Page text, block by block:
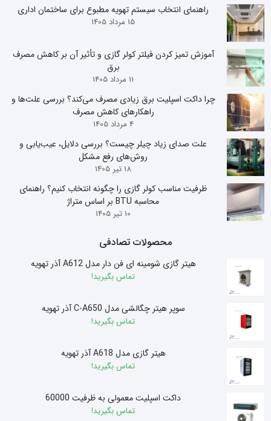
راهنمای انتخاب سیستم تهویه مطبوع برای ساختمان اداری
15 مرداد 1405
آموزش تمیز کردن فیلتر کولر گازی و تأثیر آن بر کاهش مصرف
برق
11 مرداد 1405
چرا داکت اسپلیت برق زیادی مصرف می‌کند؟ بررسی علت‌ها و
راهکارهای کاهش مصرف
4 مرداد 1405
علت صدای زیاد چیلر چیست؟ بررسی دلایل، عیب‌یابی و
روش‌های رفع مشکل
18 تیر 1405
ظرفیت مناسب کولر گازی را چگونه انتخاب کنیم؟ راهنمای
محاسبه BTU بر اساس متراژ
10 تیر 1405
محصولات تصادفی
هیتر گازی شومینه ای فن دار مدل A612 آذر تهویه
تماس بگیرید!
سوپر هیتر چگالشی مدل C-A650 آذر تهویه
تماس بگیرید!
هیتر گازی مدل A618 آذر تهویه
تماس بگیرید!
داکت اسپلیت معمولی به ظرفیت 60000
تماس بگیرید!